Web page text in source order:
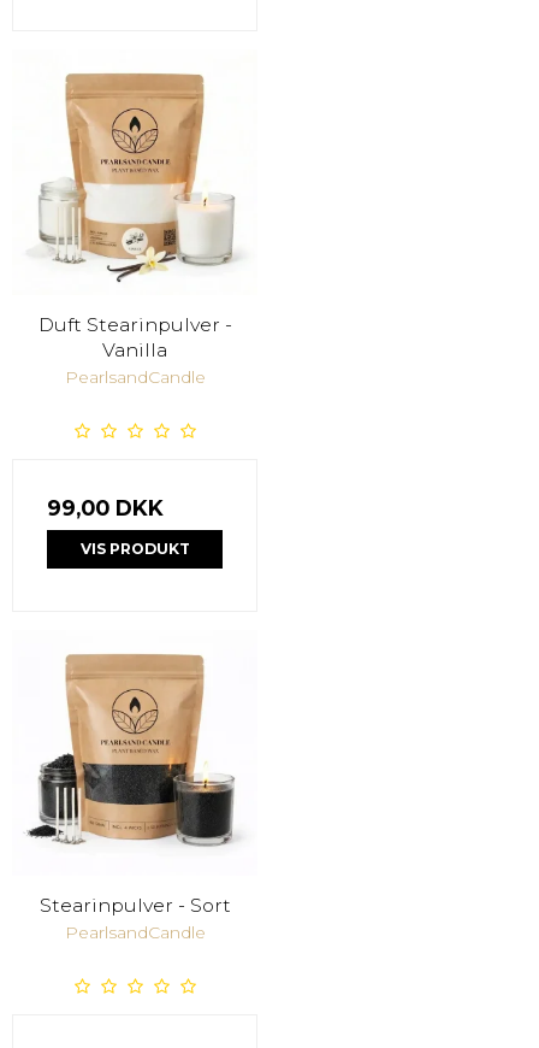
Duft Stearinpulver -
Vanilla
PearlsandCandle
99,00 DKK
VIS PRODUKT
Stearinpulver - Sort
PearlsandCandle